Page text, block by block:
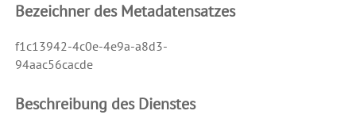
Bezeichner des Metadatensatzes
f1c13942-4c0e-4e9a-a8d3-
94aac56cacde
Beschreibung des Dienstes